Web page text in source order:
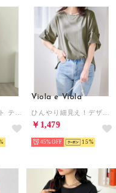
パンツスーツセット テーラードジャケット
Viola e Viola
ひんやり細見え！デザイン袖トップス （オリーブ）
￥1,479
45% 15